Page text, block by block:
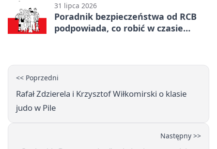
31 lipca 2026
Poradnik bezpieczeństwa od RCB
podpowiada, co robić w czasie
<< Poprzedni
Rafał Zdzierela i Krzysztof Wiłkomirski o klasie
judo w Pile
Następny >>